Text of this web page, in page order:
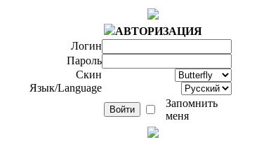
АВТОРИЗАЦИЯ
Логин
Пароль
Скин
Язык/Language
Запомнить
меня